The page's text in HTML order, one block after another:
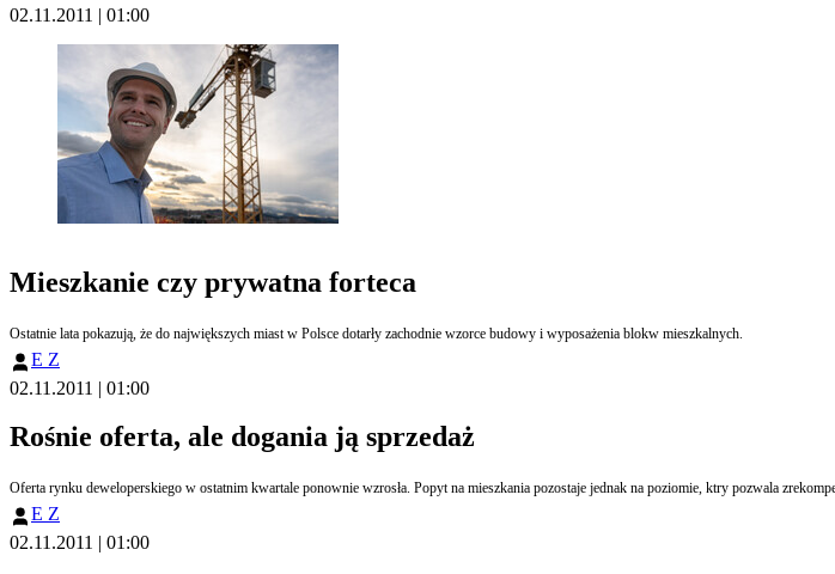
02.11.2011 | 01:00
Mieszkanie czy prywatna forteca
Ostatnie lata pokazują, że do największych miast w Polsce dotarły zachodnie wzorce budowy i wyposażenia blokw mieszkalnych.
E Z
02.11.2011 | 01:00
Rośnie oferta, ale dogania ją sprzedaż
Oferta rynku deweloperskiego w ostatnim kwartale ponownie wzrosła. Popyt na mieszkania pozostaje jednak na poziomie, ktry pozwala
E Z
02.11.2011 | 01:00